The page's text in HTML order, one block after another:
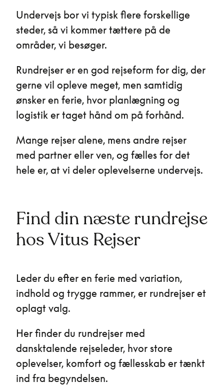
Undervejs bor vi typisk flere forskellige
steder, så vi kommer tættere på de
områder, vi besøger.
Rundrejser er en god rejseform for dig, der
gerne vil opleve meget, men samtidig
ønsker en ferie, hvor planlægning og
logistik er taget hånd om på forhånd.
Mange rejser alene, mens andre rejser
med partner eller ven, og fælles for det
hele er, at vi deler oplevelserne undervejs.
Find din næste rundrejse
hos Vitus Rejser
Leder du efter en ferie med variation,
indhold og trygge rammer, er rundrejser et
oplagt valg.
Her finder du rundrejser med
dansktalende rejseleder, hvor store
oplevelser, komfort og fællesskab er tænkt
ind fra begyndelsen.